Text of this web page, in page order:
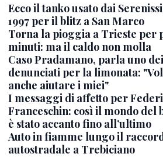
Ecco il tanko usato dai
1997 per il blitz a San Marco
Torna la pioggia a Trieste per
minuti: ma il caldo non molla
Caso Pradamano, parla uno
denunciati per la limonata:
anche aiutare i miei"
I messaggi di affetto per
Franceschin: così il mondo del
è stato accanto fino all’ultimo
Auto in fiamme lungo il
autostradale a Trebiciano